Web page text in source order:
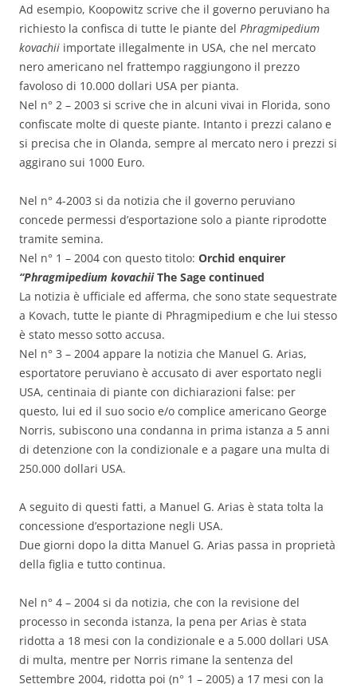
Ad esempio, Koopowitz scrive che il governo peruviano ha
richiesto la confisca di tutte le piante del Phragmipedium
kovachii importate illegalmente in USA, che nel mercato
nero americano nel frattempo raggiungono il prezzo
favoloso di 10.000 dollari USA per pianta.
Nel n° 2 – 2003 si scrive che in alcuni vivai in Florida, sono
confiscate molte di queste piante. Intanto i prezzi calano e
si precisa che in Olanda, sempre al mercato nero i prezzi si
aggirano sui 1000 Euro.
Nel n° 4-2003 si da notizia che il governo peruviano
concede permessi d’esportazione solo a piante riprodotte
tramite semina.
Nel n° 1 – 2004 con questo titolo: Orchid enquirer
“Phragmipedium kovachiiThe Sage continued
La notizia è ufficiale ed afferma, che sono state sequestrate
a Kovach, tutte le piante di Phragmipedium e che lui stesso
è stato messo sotto accusa.
Nel n° 3 – 2004 appare la notizia che Manuel G. Arias,
esportatore peruviano è accusato di aver esportato negli
USA, centinaia di piante con dichiarazioni false: per
questo, lui ed il suo socio e/o complice americano George
Norris, subiscono una condanna in prima istanza a 5 anni
di detenzione con la condizionale e a pagare una multa di
250.000 dollari USA.
A seguito di questi fatti, a Manuel G. Arias è stata tolta la
concessione d’esportazione negli USA.
Due giorni dopo la ditta Manuel G. Arias passa in proprietà
della figlia e tutto continua.
Nel n° 4 – 2004 si da notizia, che con la revisione del
processo in seconda istanza, la pena per Arias è stata
ridotta a 18 mesi con la condizionale e a 5.000 dollari USA
di multa, mentre per Norris rimane la sentenza del
Settembre 2004, ridotta poi (n° 1 – 2005) a 17 mesi con la